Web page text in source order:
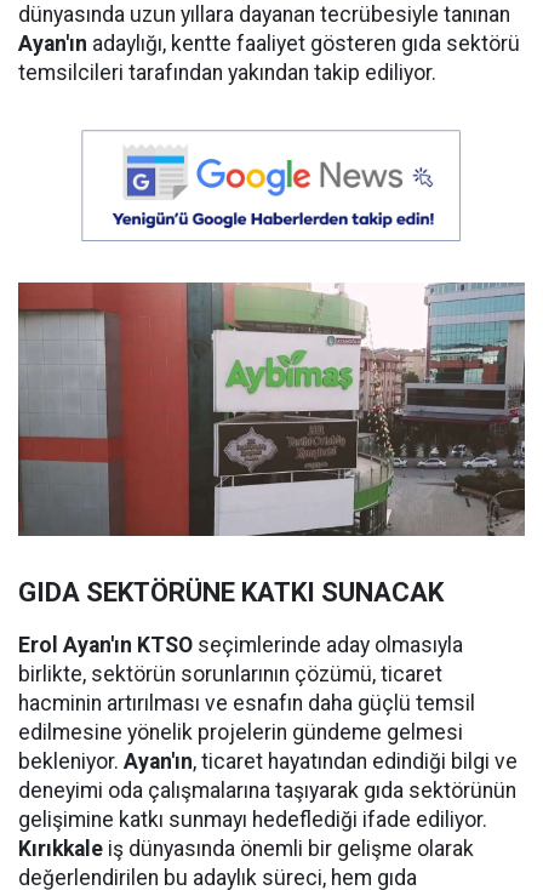
dünyasında uzun yıllara dayanan tecrübesiyle tanınan
Ayan'ın adaylığı, kentte faaliyet gösteren gıda sektörü
temsilcileri tarafından yakından takip ediliyor.
GIDA SEKTÖRÜNE KATKI SUNACAK
Erol Ayan'ın KTSO seçimlerinde aday olmasıyla
birlikte, sektörün sorunlarının çözümü, ticaret
hacminin artırılması ve esnafın daha güçlü temsil
edilmesine yönelik projelerin gündeme gelmesi
bekleniyor. Ayan'ın, ticaret hayatından edindiği bilgi ve
deneyimi oda çalışmalarına taşıyarak gıda sektörünün
gelişimine katkı sunmayı hedeflediği ifade ediliyor.
Kırıkkale iş dünyasında önemli bir gelişme olarak
değerlendirilen bu adaylık süreci, hem gıda